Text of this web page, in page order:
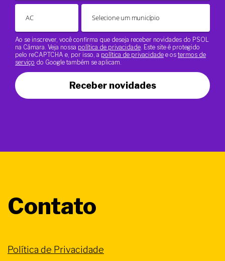
Ao se inscrever, você confirma que deseja receber novidades do PSOL
na Câmara. Veja nossa política de privacidade . Este site é protegido
pelo reCAPTCHA e, por isso, a política de privacidade e os termos de
serviço do Google também se aplicam.
Receber novidades
Contato
Política de Privacidade